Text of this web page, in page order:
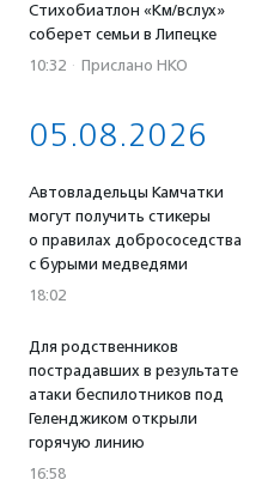
Стихобиатлон «Км/вслух»
соберет семьи в Липецке
10:32 · Прислано НКО
05.08.2026
Автовладельцы Камчатки
могут получить стикеры
о правилах добрососедства
с бурыми медведями
18:02
Для родственников
пострадавших в результате
атаки беспилотников под
Геленджиком открыли
горячую линию
16:58